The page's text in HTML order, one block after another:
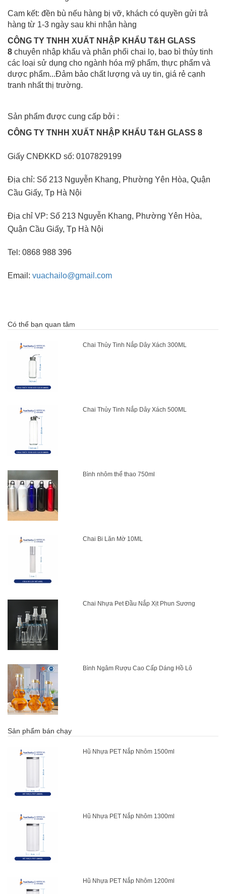
Cam kết: đền bù nếu hàng bị vỡ, khách có quyền gửi trả
hàng từ 1-3 ngày sau khi nhận hàng
CÔNG TY TNHH XUẤT NHẬP KHẨU T&H GLASS
8 chuyên nhập khẩu và phân phối chai lọ, bao bì thủy tinh
các loại sử dụng cho ngành hóa mỹ phẩm, thực phẩm và
dược phẩm...Đảm bảo chất lượng và uy tin, giá rẻ cạnh
tranh nhất thị trường.
Sản phẩm được cung cấp bởi :
CÔNG TY TNHH XUẤT NHẬP KHẨU T&H GLASS 8
Giấy CNĐKKD số: 0107829199
Địa chỉ: Số 213 Nguyễn Khang, Phường Yên Hòa, Quận
Cầu Giấy, Tp Hà Nội
Địa chỉ VP: Số 213 Nguyễn Khang, Phường Yên Hòa,
Quận Cầu Giấy, Tp Hà Nội
Tel: 0868 988 396
Email: vuachailo@gmail.com
Có thể bạn quan tâm
Chai Thủy Tinh Nắp Dây Xách 300ML
Chai Thủy Tinh Nắp Dây Xách 500ML
Bình nhôm thể thao 750ml
Chai Bi Lăn Mờ 10ML
Chai Nhựa Pet Đầu Nắp Xịt Phun Sương
Bình Ngâm Rượu Cao Cấp Dáng Hồ Lô
Sản phẩm bán chạy
Hũ Nhựa PET Nắp Nhôm 1500ml
Hũ Nhựa PET Nắp Nhôm 1300ml
Hũ Nhựa PET Nắp Nhôm 1200ml